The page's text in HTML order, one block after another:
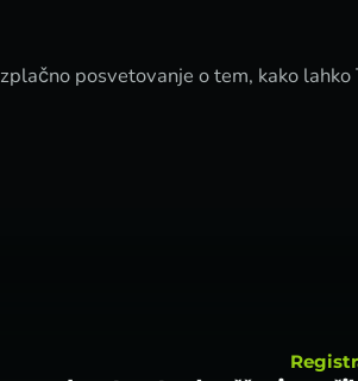
posvetovanje o tem, kako